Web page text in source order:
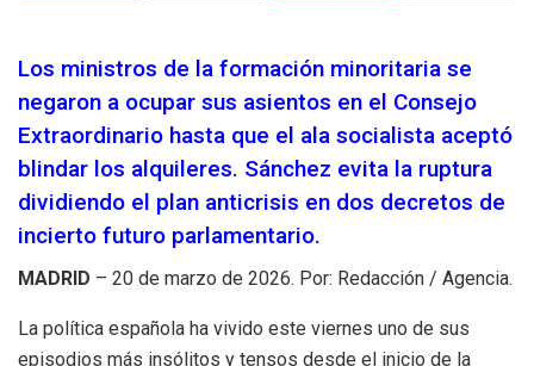
Los ministros de la formación minoritaria se
negaron a ocupar sus asientos en el Consejo
Extraordinario hasta que el ala socialista aceptó
blindar los alquileres. Sánchez evita la ruptura
dividiendo el plan anticrisis en dos decretos de
incierto futuro parlamentario.
MADRID – 20 de marzo de 2026. Por: Redacción / Agencia.
La política española ha vivido este viernes uno de sus
episodios más insólitos y tensos desde el inicio de la